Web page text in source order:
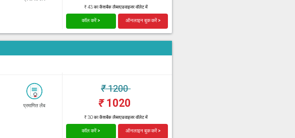
₹ 43 का कैशबैक लैब्सएडवाइजर वॉलेट में
कॉल करें > ऑनलाइन बुक करें >
प्रमाणित लैब
₹1200
₹1020
₹ 30 का कैशबैक लैब्सएडवाइजर वॉलेट में
कॉल करें > ऑनलाइन बुक करें >